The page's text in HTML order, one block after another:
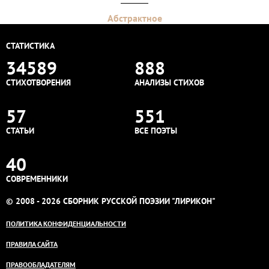
Абстрактное
СТАТИСТИКА
34589
СТИХОТВОРЕНИЯ
888
АНАЛИЗЫ СТИХОВ
57
СТАТЬИ
551
ВСЕ ПОЭТЫ
40
СОВРЕМЕННИКИ
© 2008 - 2026 СБОРНИК РУССКОЙ ПОЭЗИИ "ЛИРИКОН"
ПОЛИТИКА КОНФИДЕНЦИАЛЬНОСТИ
ПРАВИЛА САЙТА
ПРАВООБЛАДАТЕЛЯМ